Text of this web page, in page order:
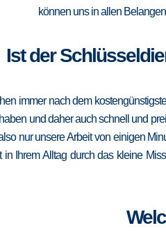
können uns in allen
Ist der
immer nach dem
und daher auch schnell und
nur unsere Arbeit von einigen
Ihrem Alltag durch das kleine